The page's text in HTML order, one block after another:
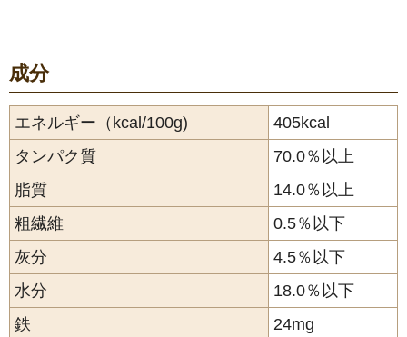
成分
エネルギー（kcal/100g)
405kcal
タンパク質
70.0％以上
脂質
14.0％以上
粗繊維
0.5％以下
灰分
4.5％以下
水分
18.0％以下
鉄
24mg